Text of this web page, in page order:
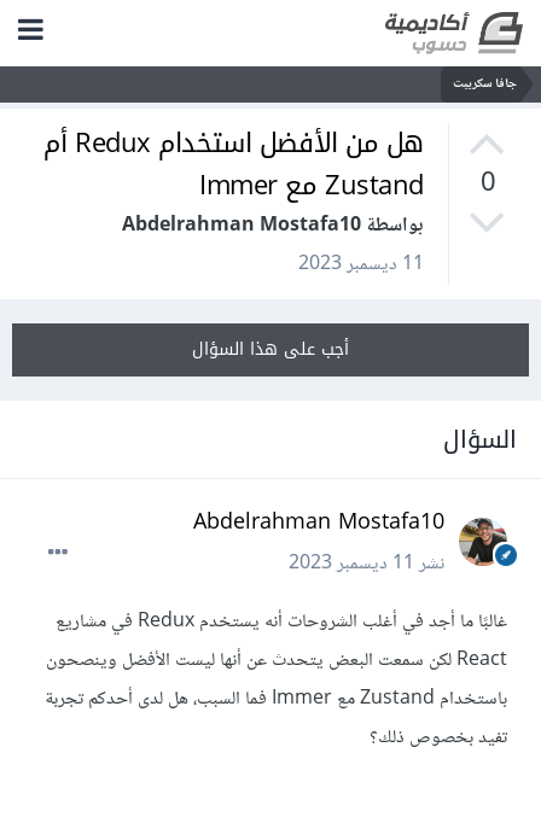
جافا سكريبت
0
هل من الأفضل استخدام Redux أم
Zustand مع Immer
بواسطة Abdelrahman Mostafa10
11 ديسمبر 2023
أجب على هذا السؤال
السؤال
Abdelrahman Mostafa10
نشر11 ديسمبر 2023
غالبًا ما أجد في أغلب الشروحات أنه يستخدم Redux في مشاريع
React لكن سمعت البعض يتحدث عن أنها ليست الأفضل وينصحون
باستخدام Zustand مع Immer فما السبب، هل لدى أحدكم تجربة
تفيد بخصوص ذلك؟